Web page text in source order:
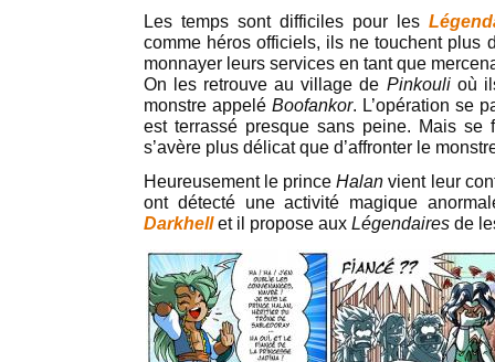
Les temps sont difficiles pour les
comme héros officiels, ils ne touchent plus
monnayer leurs services en tant que
On les retrouve au village de Pinkoulioù
monstre appelé Boofankor. L’opération se
est terrassé presque sans peine. Mais se
s’avère plus délicat que d’affronter le
Heureusement le princeHalan vient leur
ont détecté une activité magique
Darkhell et il propose aux Légendaires de